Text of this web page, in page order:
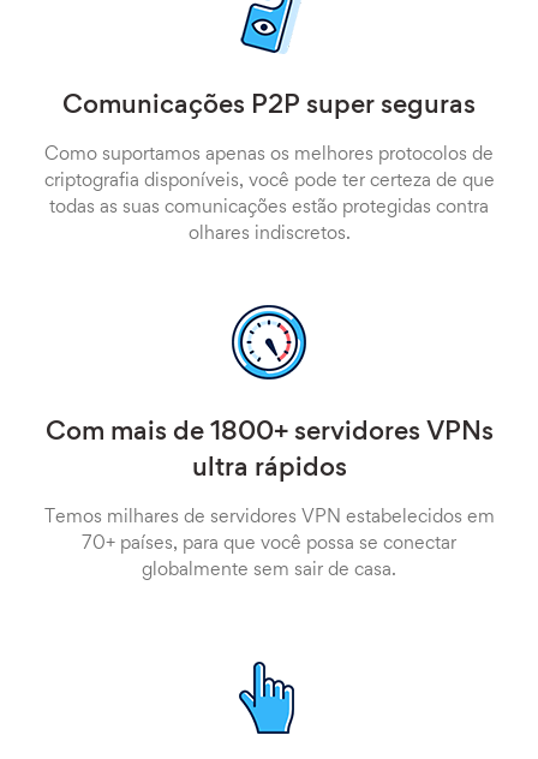
Comunicações P2P super seguras
Como suportamos apenas os melhores protocolos de
criptografia disponíveis, você pode ter certeza de que
todas as suas comunicações estão protegidas contra
olhares indiscretos.
Com mais de 1800+ servidores VPNs
ultra rápidos
Temos milhares de servidores VPN estabelecidos em
70+ países, para que você possa se conectar
globalmente sem sair de casa.